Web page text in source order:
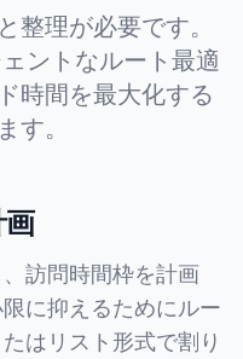
整理が必要です。
ントなルート最適
時間を最大化する
す。
訪問時間枠を計画
に抑えるためにルー
はリスト形式で割り